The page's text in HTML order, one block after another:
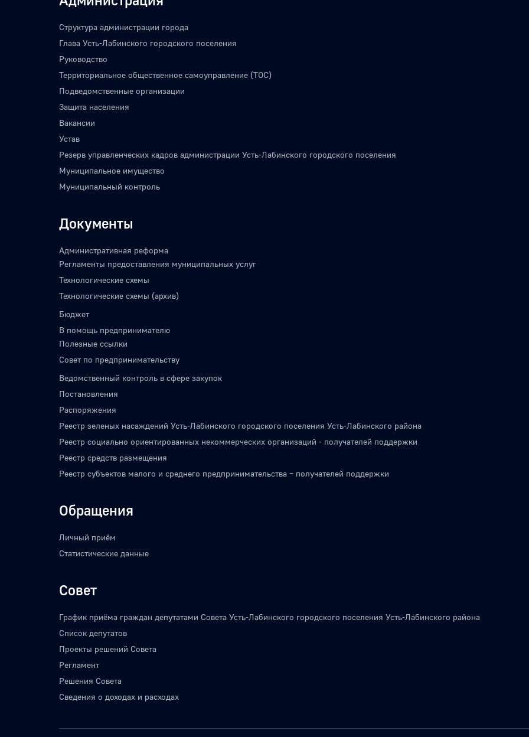
Структура администрации города
Глава Усть-Лабинского городского поселения
Руководство
Территориальное общественное самоуправление (ТОС)
Подведомственные организации
Защита населения
Вакансии
Устав
Резерв управленческих кадров администрации Усть-Лабинского городского поселения
Муниципальное имущество
Муниципальный контроль
Документы
Административная реформа
Регламенты предоставления муниципальных услуг
Технологические схемы
Технологические схемы (архив)
Бюджет
В помощь предпринимателю
Полезные ссылки
Совет по предпринимательству
Ведомственный контроль в сфере закупок
Постановления
Распоряжения
Реестр зеленых насаждений Усть-Лабинского городского поселения Усть-Лабинского района
Реестр социально ориентированных некоммерческих организаций - получателей поддержки
Реестр средств размещения
Реестр субъектов малого и среднего предпринимательства – получателей поддержки
Обращения
Личный приём
Статистические данные
Совет
График приёма граждан депутатами Совета Усть-Лабинского городского поселения Усть-Лабинского района
Список депутатов
Проекты решений Совета
Регламент
Решения Совета
Сведения о доходах и расходах